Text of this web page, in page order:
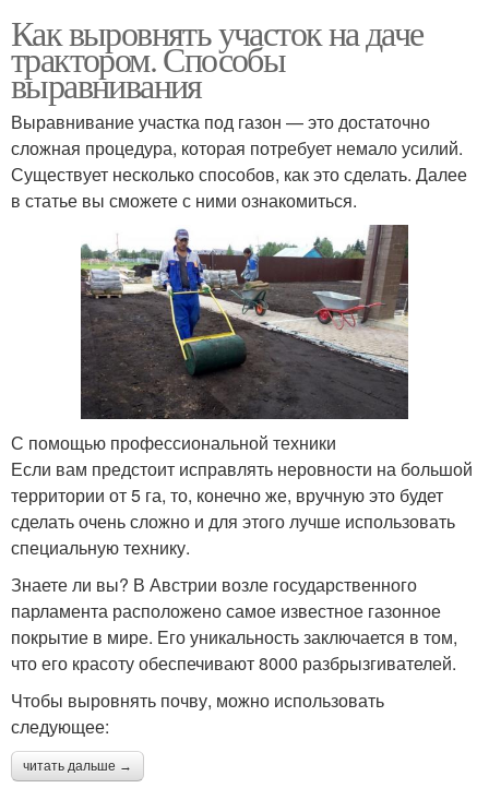
Как выровнять участок на даче
трактором. Способы
выравнивания
Выравнивание участка под газон — это достаточно
сложная процедура, которая потребует немало усилий.
Существует несколько способов, как это сделать. Далее
в статье вы сможете с ними ознакомиться.
С помощью профессиональной техники
Если вам предстоит исправлять неровности на большой
территории от 5 га, то, конечно же, вручную это будет
сделать очень сложно и для этого лучше использовать
специальную технику.
Знаете ли вы? В Австрии возле государственного
парламента расположено самое известное газонное
покрытие в мире. Его уникальность заключается в том,
что его красоту обеспечивают 8000 разбрызгивателей.
Чтобы выровнять почву, можно использовать
следующее:
читать дальше →